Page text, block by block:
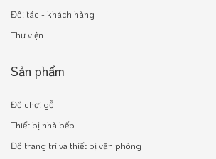
Đối tác - khách hàng
Thư viện
Sản phẩm
Đồ chơi gỗ
Thiết bị nhà bếp
Đồ trang trí và thiết bị văn phòng